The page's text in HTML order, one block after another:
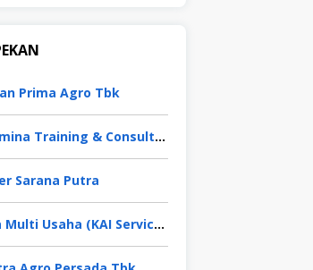
Prima Agro Tbk
PT Pertamina Training & Consulting (PTC)
Sarana Putra
PT Reska Multi Usaha (KAI Services)